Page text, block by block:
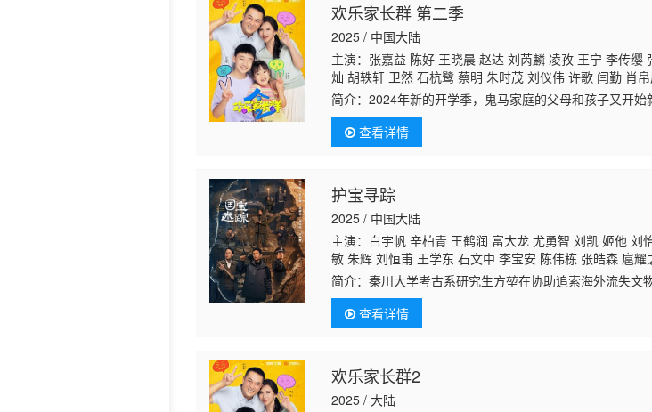
欢乐家长群 第二季
2025 / 中国大陆
主演：张嘉益 陈好 王晓晨 赵达 刘芮麟 凌孜 王宁 李传
灿 胡轶轩 卫然 石杭鹭 蔡明 朱时茂 刘仪伟 许歌 闫勤 肖
嘉 赵梓淇 宗宇宸王文绮
简介：2024年新的开学季，鬼马家庭的父母和孩子又开
只好忙完工作忙管娃，果宁为竞选班长绞尽脑汁使出浑身
为支持戴静工作既要
查看详情
护宝寻踪
2025 / 中国大陆
主演：白宇帆 辛柏青 王鹤润 富大龙 尤勇智 刘凯 姬他
敏 朱辉 刘恒甫 王学东 石文中 李宝安 陈伟栋 张皓森 扈
鸣 谭希和王文绮
简介：秦川大学考古系研究生方堃在协助追索海外流失文
知的高等级帝陵。导师昝茂昌带其前往白鹿原实地勘察，
一名考古队员。尹村未知
查看详情
欢乐家长群2
2025 / 大陆